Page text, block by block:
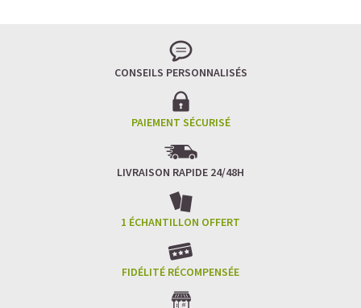
CONSEILS PERSONNALISÉS
PAIEMENT SÉCURISÉ
LIVRAISON RAPIDE 24/48H
1 ÉCHANTILLON OFFERT
FIDÉLITÉ RÉCOMPENSÉE